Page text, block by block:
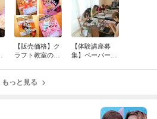
【販売価格】ク
ラフト教室の裏
【体験講座募
集】ペーパーフ
もっと見る